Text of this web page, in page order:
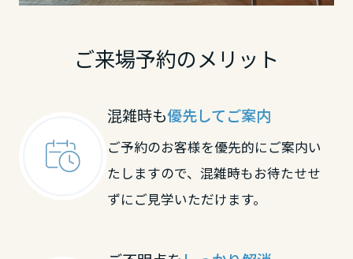
ご来場予約のメリット
混雑時も優先してご案内
ご予約のお客様を優先的にご案内い
たしますので、混雑時もお待たせせ
ずにご見学いただけます。
山口県